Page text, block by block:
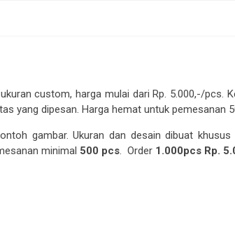
custom, harga mulai dari Rp. 5.000,-/pcs.
yang dipesan. Harga hemat untuk pemesanan
gambar. Ukuran dan desain dibuat
minimal 500 pcs. Order 1.000pcs Rp.